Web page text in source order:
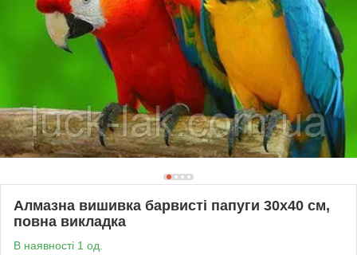
Алмазна вишивка барвисті папуги 30х40 см,
повна викладка
В наявності 1 од.